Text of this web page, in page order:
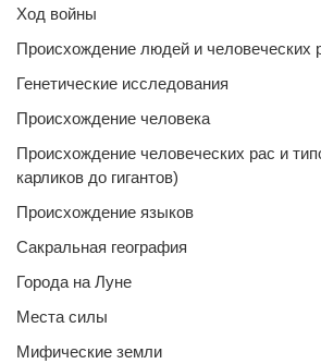
Ход войны
Происхождение людей и человеческих
Генетические исследования
Происхождение человека
Происхождение человеческих рас и
карликов до гигантов)
Происхождение языков
Сакральная география
Города на Луне
Места силы
Мифические земли